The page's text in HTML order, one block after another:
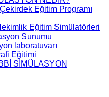
Eğitim Programı
Eğitim Simülatörleri
Sunumu
laboratuvarı
Eğitimi
SİMÜLASYON